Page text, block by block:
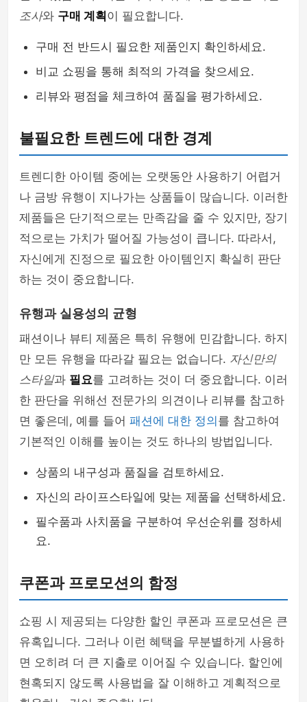
조사와 구매 계획 이 필요합니다.
구매 전 반드시 필요한 제품인지 확인하세요.
비교 쇼핑을 통해 최적의 가격을 찾으세요.
리뷰와 평점을 체크하여 품질을 평가하세요.
불필요한 트렌드에 대한 경계
트렌디한 아이템 중에는 오랫동안 사용하기 어렵거
나 금방 유행이 지나가는 상품들이 많습니다. 이러한
제품들은 단기적으로는 만족감을 줄 수 있지만, 장기
적으로는 가치가 떨어질 가능성이 큽니다. 따라서,
자신에게 진정으로 필요한 아이템인지 확실히 판단
하는 것이 중요합니다.
유행과 실용성의 균형
패션이나 뷰티 제품은 특히 유행에 민감합니다. 하지
만 모든 유행을 따라갈 필요는 없습니다. 자신만의
스타일과 필요를 고려하는 것이 더 중요합니다. 이러
한 판단을 위해선 전문가의 의견이나 리뷰를 참고하
면 좋은데, 예를 들어 패션에 대한 정의 를 참고하여
기본적인 이해를 높이는 것도 하나의 방법입니다.
상품의 내구성과 품질을 검토하세요.
자신의 라이프스타일에 맞는 제품을 선택하세요.
필수품과 사치품을 구분하여 우선순위를 정하세
요.
쿠폰과 프로모션의 함정
쇼핑 시 제공되는 다양한 할인 쿠폰과 프로모션은 큰
유혹입니다. 그러나 이런 혜택을 무분별하게 사용하
면 오히려 더 큰 지출로 이어질 수 있습니다. 할인에
현혹되지 않도록 사용법을 잘 이해하고 계획적으로